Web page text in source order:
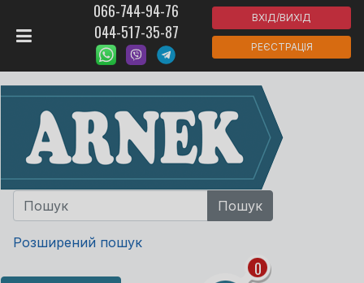
066-744-94-76
044-517-35-87
ВХІД/ВИХІД
РЕЄСТРАЦІЯ
Розширений пошук
0